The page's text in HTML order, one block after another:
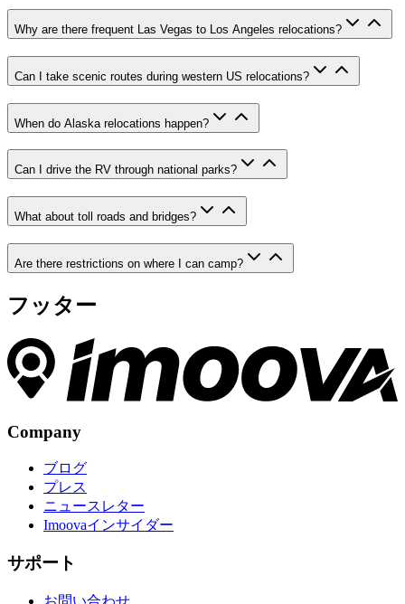
Why are there frequent Las Vegas to Los Angeles relocations?
Can I take scenic routes during western US relocations?
When do Alaska relocations happen?
Can I drive the RV through national parks?
What about toll roads and bridges?
Are there restrictions on where I can camp?
フッター
Company
ブログ
プレス
ニュースレター
Imoovaインサイダー
サポート
お問い合わせ